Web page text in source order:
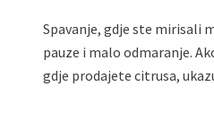
Spavanje, gdje ste mirisali
pauze i malo odmaranje.
gdje prodajete citrusa,